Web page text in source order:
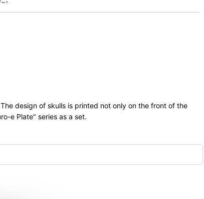
design of skulls is printed not only on the front of the
e Plate" series as a set.